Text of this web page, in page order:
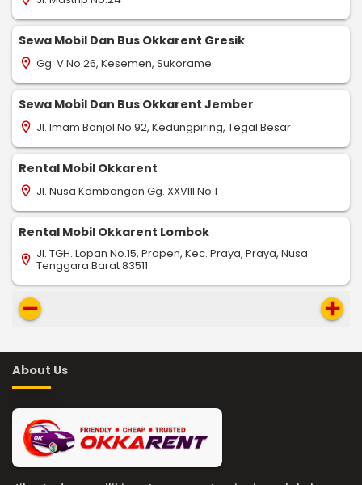
Sewa Mobil Dan Bus Okkarent Gresik
location_on Gg. V No.26, Kesemen, Sukorame
Sewa Mobil Dan Bus Okkarent Jember
location_on Jl. Imam Bonjol No.92, Kedungpiring, Tegal Besar
Rental Mobil Okkarent
location_on Jl. Nusa Kambangan Gg. XXVIII No.1
Rental Mobil Okkarent Lombok
location_on Jl. TGH. Lopan No.15, Prapen, Kec. Praya, Praya, Nusa
Tenggara Barat 83511
remove add
About Us